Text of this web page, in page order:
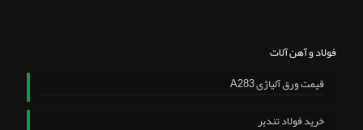
فولاد و آهن آلات
قیمت ورق آلیاژی A283
خرید فولاد تندبر